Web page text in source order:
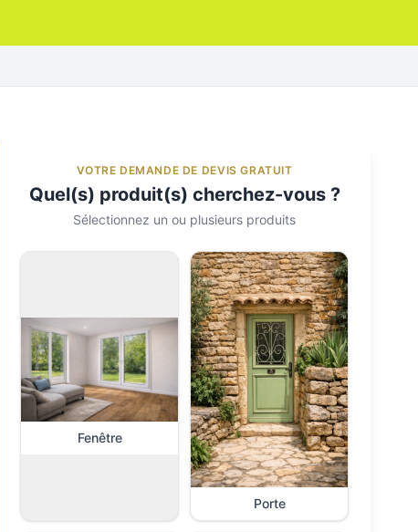
VOTRE DEMANDE DE DEVIS GRATUIT
Quel(s) produit(s) cherchez-vous ?
Sélectionnez un ou plusieurs produits
Fenêtre
Porte